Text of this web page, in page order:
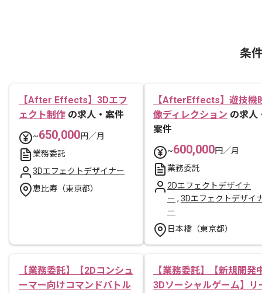
条
【After Effects】3Dエフ
ェクト制作 の求人・案件
~650,000円／月
業務委託
3Dエフェクトデザイナー
恵比寿（東京都）
【AfterEffects】遊技機
像ディレクション の求人
案件
~600,000円／月
業務委託
2Dエフェクトデザイナ
ー , 3Dエフェクトデザイ
ー
日本橋（東京都）
【業務委託】【2Dコンシュ
ーマー向けコマンドバトル
【業務委託】【新規開発
3Dソーシャルゲーム】リ